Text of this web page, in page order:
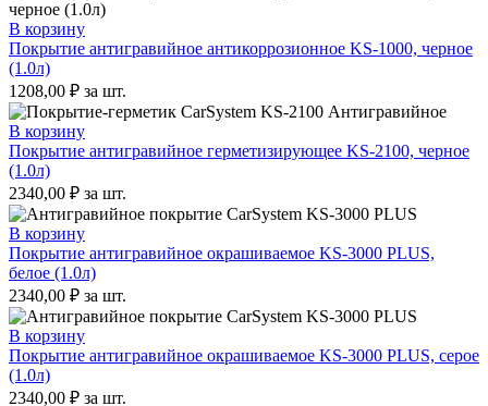
В корзину
Покрытие антигравийное антикоррозионное KS-1000, черное
(1.0л)
1208,00 ₽ за шт.
В корзину
Покрытие антигравийное герметизирующее KS-2100, черное
(1.0л)
2340,00 ₽ за шт.
В корзину
Покрытие антигравийное окрашиваемое KS-3000 PLUS,
белое (1.0л)
2340,00 ₽ за шт.
В корзину
Покрытие антигравийное окрашиваемое KS-3000 PLUS, серое
(1.0л)
2340,00 ₽ за шт.